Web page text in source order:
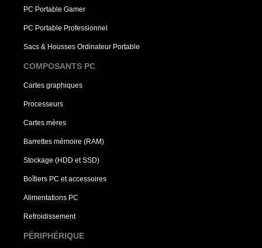
PC Portable Gamer
PC Portable Professionnel
Sacs & Housses Ordinateur Portable
COMPOSANTS PC
Cartes graphiques
Processeurs
Cartes mères
Barrettes mémoire (RAM)
Stockage (HDD et SSD)
Boîtiers PC et accessoires
Alimentations PC
Refroidissement
PÉRIPHÉRIQUE